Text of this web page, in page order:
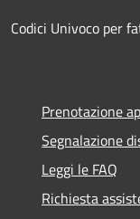
Codici Univoco per
Prenotazione
Segnalazione
Leggi le FAQ
Richiesta